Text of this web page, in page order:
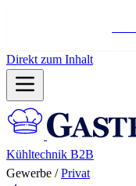
Direkt zum Inhalt
Kühltechnik B2B
Gewerbe / Privat